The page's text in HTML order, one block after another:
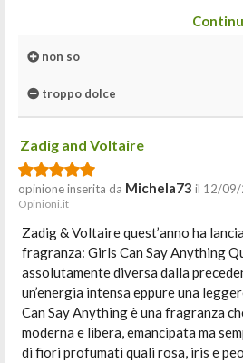
non so
troppo dolce
Zadig and Voltaire
opinione inserita da Michela73 il 12/
Opinioni.it
Zadig & Voltaire quest’anno ha
fragranza: Girls Can Say Anything
assolutamente diversa dalla
un’energia intensa eppure una
Can Say Anything è una fragranza
moderna e libera, emancipata ma
di fiori profumati quali rosa, iris e